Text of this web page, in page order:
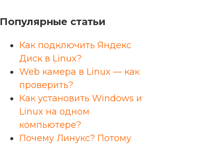
Популярные статьи
Как подключить Яндекс
Диск в Linux?
Web камера в Linux — как
проверить?
Как установить Windows и
Linux на одном
компьютере?
Почему Линукс? Потому